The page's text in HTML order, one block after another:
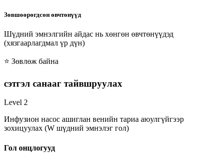
Зөвшөөрөгдсөн өвчтөнүүд
Шүдний эмнэлгийн айдас нь хөнгөн өвчтөнүүдэд
(хязгаарлагдмал үр дүн)
⭐ Зөвлөж байна
сэтгэл санааг тайвшруулах
Level 2
Инфузион насос ашиглан венийн тариа аюулгүйгээр
зохицуулах (W шүдний эмнэлэг гол)
Гол онцлогууд